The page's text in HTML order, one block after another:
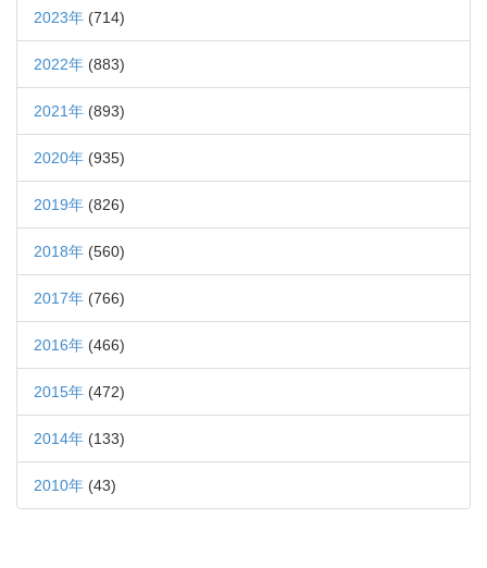
2023年 (714)
2022年 (883)
2021年 (893)
2020年 (935)
2019年 (826)
2018年 (560)
2017年 (766)
2016年 (466)
2015年 (472)
2014年 (133)
2010年 (43)